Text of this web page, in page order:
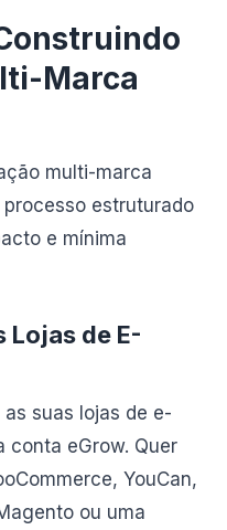
Marca
multi-marca
estruturado
e mínima
Lojas de E-
suas lojas de e-
conta eGrow. Quer
YouCan,
ou uma